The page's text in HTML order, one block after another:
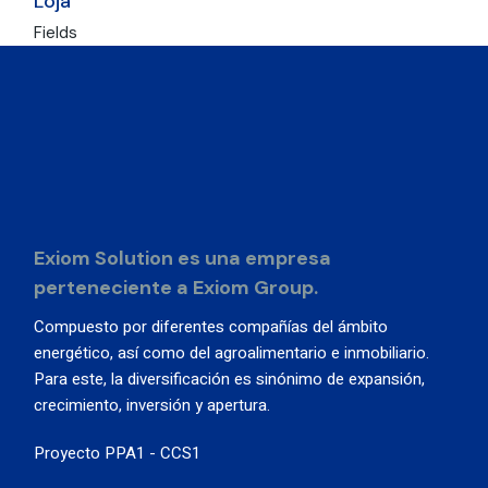
Fields
Exiom Solution es una empresa
perteneciente a Exiom Group.
Compuesto por diferentes compañías del ámbito
energético, así como del agroalimentario e inmobiliario.
Para este, la diversificación es sinónimo de expansión,
crecimiento, inversión y apertura.
Proyecto PPA1 - CCS1